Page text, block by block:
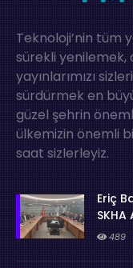
Teknoloji’nin tüm
sürekli
yayınlarımızı
sürdürmek en
güzel şehrin
ülkemizin önemli
saat sizlerleyiz.
Eriç
489